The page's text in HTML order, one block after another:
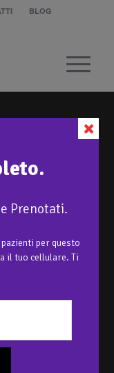
BLOG
I
Prenotati.
per questo
il tuo cellulare. Ti